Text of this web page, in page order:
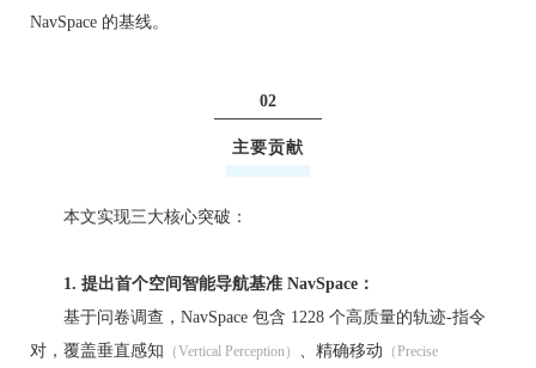
NavSpace 的基线。
02
主要贡献
本文实现三大核心突破：
1. 提出首个空间智能导航基准 NavSpace：
基于问卷调查，NavSpace 包含 1228 个高质量的轨迹-指令
对，覆盖垂直感知 （Vertical Perception） 、精确移动 （Precise